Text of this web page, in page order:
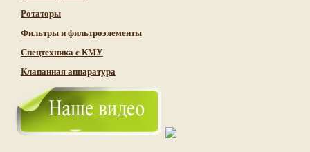
Ротаторы
Фильтры и фильтроэлементы
Cпецтехника с КМУ
Клапанная аппаратура